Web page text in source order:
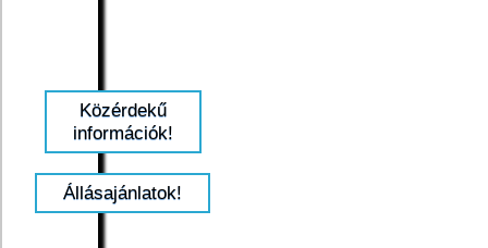
Közérdekű
információk!
Állásajánlatok!